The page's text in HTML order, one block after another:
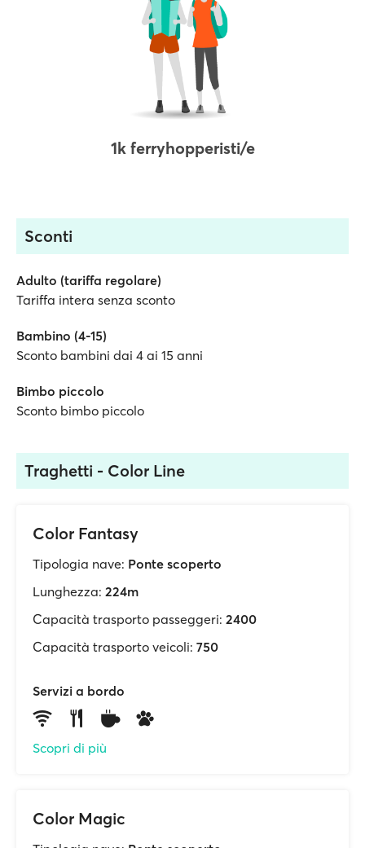
1k ferryhopperisti/e
Sconti
Adulto (tariffa regolare)
Tariffa intera senza sconto
Bambino (4-15)
Sconto bambini dai 4 ai 15 anni
Bimbo piccolo
Sconto bimbo piccolo
Traghetti - Color Line
Color Fantasy
Tipologia nave: Ponte scoperto
Lunghezza: 224m
Capacità trasporto passeggeri: 2400
Capacità trasporto veicoli: 750
Servizi a bordo
Scopri di più
Color Magic